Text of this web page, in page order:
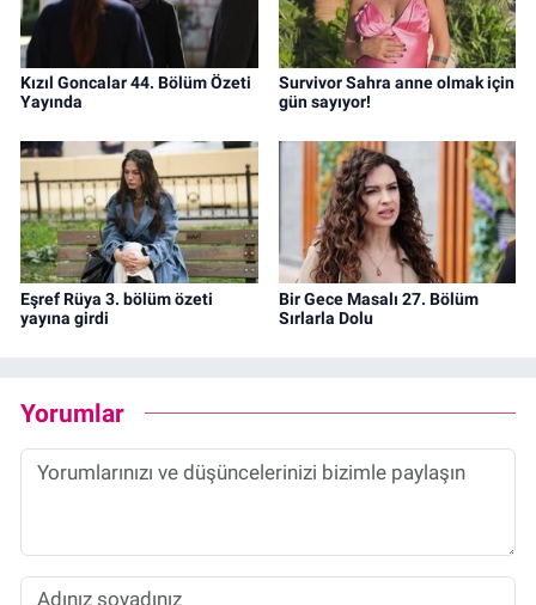
Kızıl Goncalar 44. Bölüm Özeti
Yayında
Survivor Sahra anne olmak için
gün sayıyor!
Eşref Rüya 3. bölüm özeti
yayına girdi
Bir Gece Masalı 27. Bölüm
Sırlarla Dolu
Yorumlar